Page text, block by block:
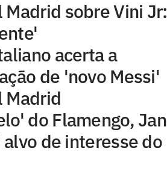
Madrid sobre Vini Jr:
acerta a
de 'novo Messi'
Madrid
do Flamengo, Jan
de interesse do